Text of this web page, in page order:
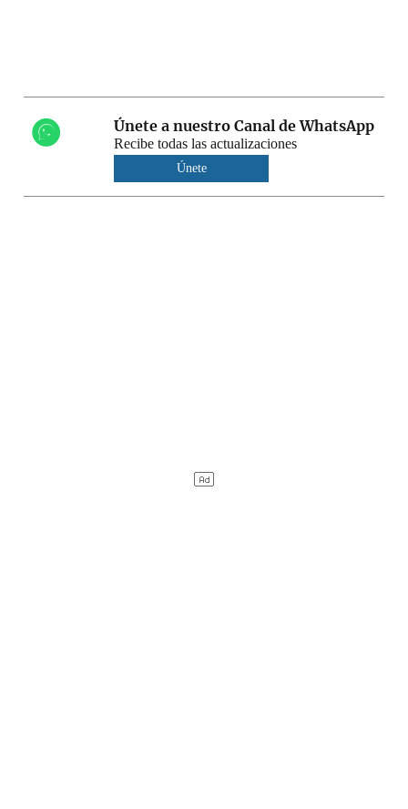
Únete a nuestro Canal de WhatsApp
Recibe todas las actualizaciones
Únete